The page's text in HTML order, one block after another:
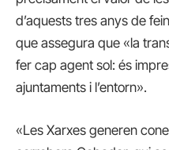
d’aquests tres anys de
que assegura que «la
fer cap agent sol: és
ajuntaments i l’entorn».
«Les Xarxes generen